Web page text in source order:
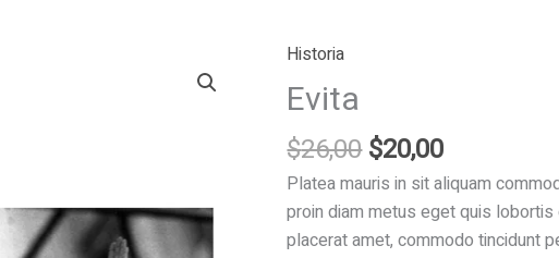
Historia
Evita
$26,00Original
price
was:
$26,00.
$20,00Current
price
is:
$20,00.
Platea mauris in sit aliquam
proin diam metus eget quis
placerat amet, commodo tincidunt